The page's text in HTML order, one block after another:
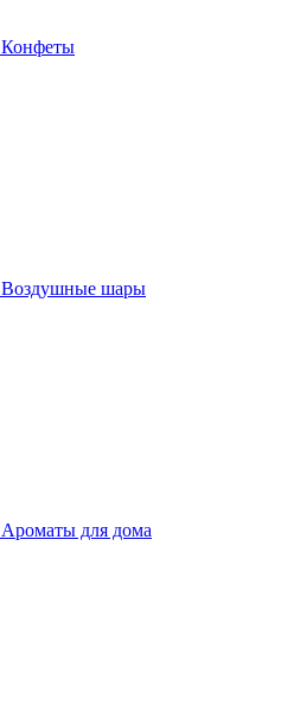
Конфеты
Воздушные шары
Ароматы для дома